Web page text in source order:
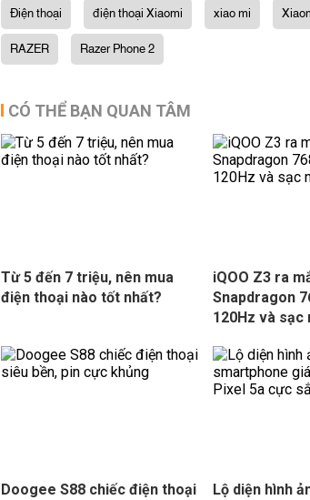
Điện thoại điện thoại Xiaomi xiao mi
RAZER
Razer Phone 2
CÓ THỂ BẠN QUAN TÂM
Từ 5 đến 7 triệu, nên mua
điện thoại nào tốt nhất?
iQOO Z3 ra
Snapdragon
120Hz và sạc
Doogee S88 chiếc điện thoại
Lộ diện hình